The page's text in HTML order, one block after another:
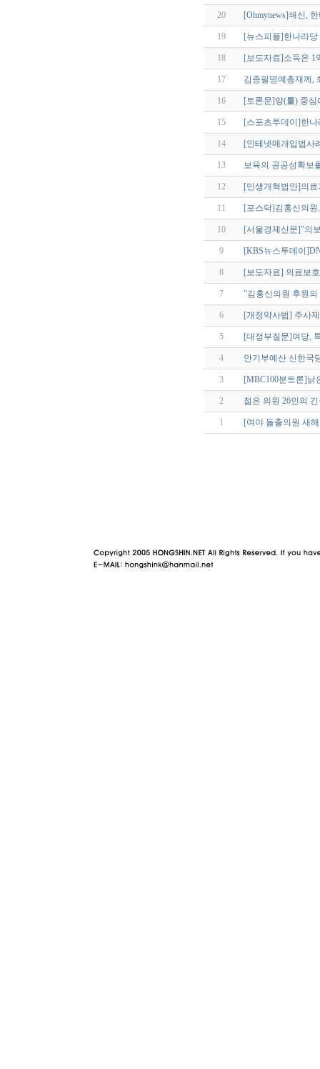
20 [Ohmynews]쇄신,
19 [뉴스피플]한나라
18 [보도자료]소득은 1
17 김종필명예총재께,
16 [토론문]양(量) 중
15 [스포츠투데이]한
14 [인테넷매개입법사
13 보육의 공공성확보
12 [민생개혁법안]의
11 [포스닥]김홍신의원
10 [서울경제신문]"의
9 [KBS뉴스투데이
8 [보도자료] 의료보
7 "김홍신의원 후원
6 [개정약사법] 주사
5 [대정부질문]여당,
4 안기부예산 신한국
3 [MBC100분토론]낡
2 젊은 의원 26인의
1 [여야 돌출의원 새